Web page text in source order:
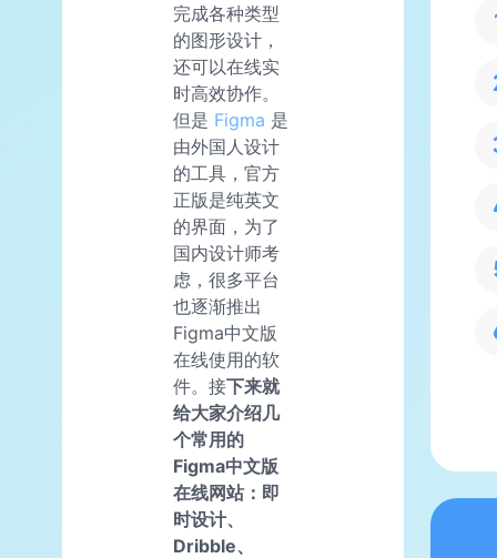
完成各种类型
的图形设计，
还可以在线实
时高效协作。
但是 Figma 是
由外国人设计
的工具，官方
正版是纯英文
的界面，为了
国内设计师考
虑，很多平台
也逐渐推出
Figma中文版
在线使用的软
件。接下来就
给大家介绍几
个常用的
Figma中文版
在线网站：即
时设计、
Dribble、